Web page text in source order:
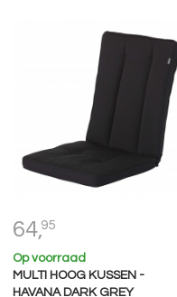
64,95
Op voorraad
MULTI HOOG KUSSEN -
HAVANA DARK GREY